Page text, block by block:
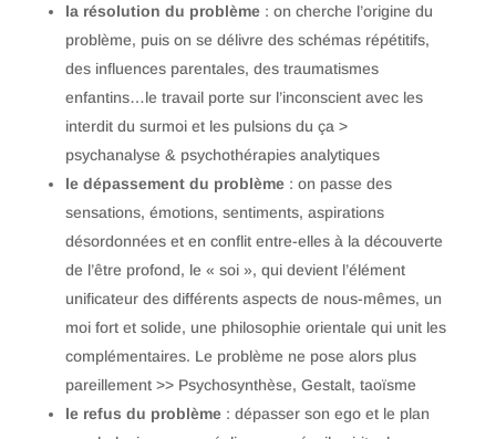
la résolution du problème: on cherche l’origine du
problème, puis on se délivre des schémas répétitifs,
des influences parentales, des traumatismes
enfantins…le travail porte sur l’inconscient avec les
interdit du surmoi et les pulsions du ça >
psychanalyse & psychothérapies analytiques
le dépassement du problème: on passe des
sensations, émotions, sentiments, aspirations
désordonnées et en conflit entre-elles à la découverte
de l’être profond, le « soi », qui devient l’élément
unificateur des différents aspects de nous-mêmes, un
moi fort et solide, une philosophie orientale qui unit les
complémentaires. Le problème ne pose alors plus
pareillement >> Psychosynthèse, Gestalt, taoïsme
le refus du problème: dépasser son ego et le plan